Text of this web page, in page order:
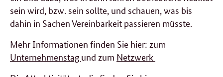
sein wird, bzw. sein sollte, und schauen, was bis
dahin in Sachen Vereinbarkeit passieren müsste.
Mehr Informationen finden Sie hier: zum
Unternehmenstag und zum Netzwerk